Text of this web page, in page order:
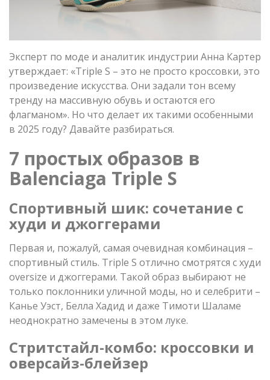
Эксперт по моде и аналитик индустрии Анна Картер
утверждает: «Triple S – это не просто кроссовки, это
произведение искусства. Они задали тон всему
тренду на массивную обувь и остаются его
флагманом». Но что делает их такими особенными
в 2025 году? Давайте разбираться.
7 простых образов в
Balenciaga Triple S
Спортивный шик: сочетание с
худи и джоггерами
Первая и, пожалуй, самая очевидная комбинация –
спортивный стиль. Triple S отлично смотрятся с худи
oversize и джоггерами. Такой образ выбирают не
только поклонники уличной моды, но и селебрити –
Канье Уэст, Белла Хадид и даже Тимоти Шаламе
неоднократно замечены в этом луке.
Стритстайл-комбо: кроссовки и
оверсайз-блейзер